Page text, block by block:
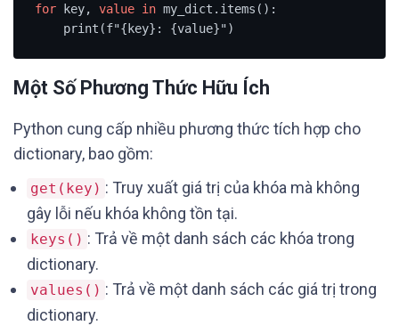
for key, value in my_dict.items():
    print(f"{key}: {value}")
Một Số Phương Thức Hữu Ích
Python cung cấp nhiều phương thức tích hợp cho
dictionary, bao gồm:
get(key) : Truy xuất giá trị của khóa mà không
gây lỗi nếu khóa không tồn tại.
keys() : Trả về một danh sách các khóa trong
dictionary.
values() : Trả về một danh sách các giá trị trong
dictionary.